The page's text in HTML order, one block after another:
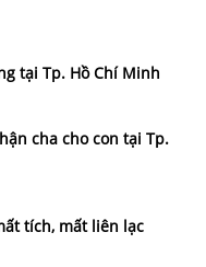
tại Tp. Hồ Chí Minh
cha cho con tại Tp.
tích, mất liên lạc